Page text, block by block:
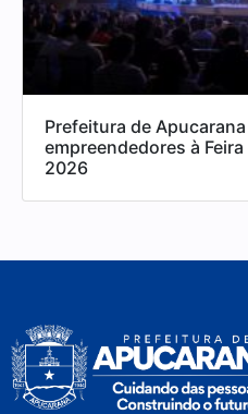
Prefeitura de
empreendedores à
2026